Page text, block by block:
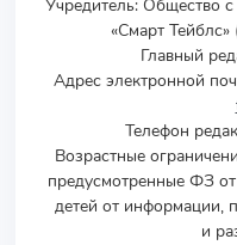
Учредитель: Общество с
«Смарт
Главный
Адрес электронной
Телефон
Возрастные
предусмотренные ФЗ
детей от информации,
и